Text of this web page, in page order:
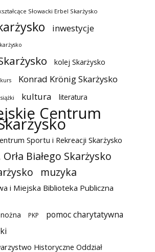
Słowacki Erbel Skarżysko
inwestycje
kolej Skarżysko
Konrad Krönig Skarżysko
kultura literatura
Centrum
Sportu i Rekreacji Skarżysko
Białego Skarżysko
muzyka
i Miejska Biblioteka Publiczna
PKP
pomoc charytatywna
Historyczne Oddział